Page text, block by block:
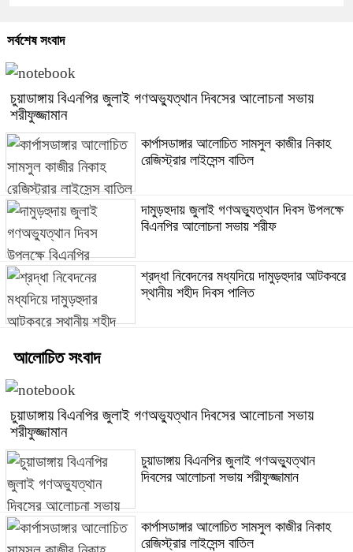
সর্বশেষ সংবাদ
চুয়াডাঙ্গায় বিএনপির জুলাই গণঅভ্যুত্থান দিবসের আলোচনা সভায়
শরীফুজ্জামান
কার্পাসডাঙ্গার আলোচিত সামসুল কাজীর নিকাহ
রেজিস্ট্রার লাইসেন্স বাতিল
দামুড়হুদায় জুলাই গণঅভ্যুত্থান দিবস উপলক্ষে
বিএনপির আলোচনা সভায় শরীফ
শ্রদ্ধা নিবেদনের মধ্যদিয়ে দামুড়হুদার আটকবরে
স্থানীয় শহীদ দিবস পালিত
আলোচিত সংবাদ
চুয়াডাঙ্গায় বিএনপির জুলাই গণঅভ্যুত্থান দিবসের আলোচনা সভায়
শরীফুজ্জামান
চুয়াডাঙ্গায় বিএনপির জুলাই গণঅভ্যুত্থান
দিবসের আলোচনা সভায় শরীফুজ্জামান
কার্পাসডাঙ্গার আলোচিত সামসুল কাজীর নিকাহ
রেজিস্ট্রার লাইসেন্স বাতিল